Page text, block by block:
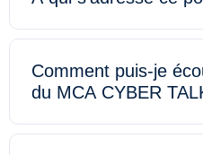
Comment puis-je
du MCA CYBER